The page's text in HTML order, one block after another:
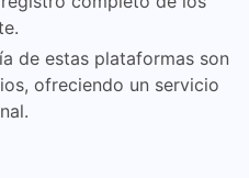
de estas plataformas son
ofreciendo un servicio